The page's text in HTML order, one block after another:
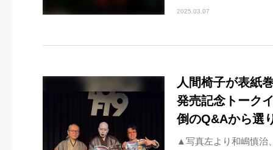
2025.03.07
人間椅子が表紙
発売記念トーク
倒のQ&Aから選
▲写真左より和嶋慎治